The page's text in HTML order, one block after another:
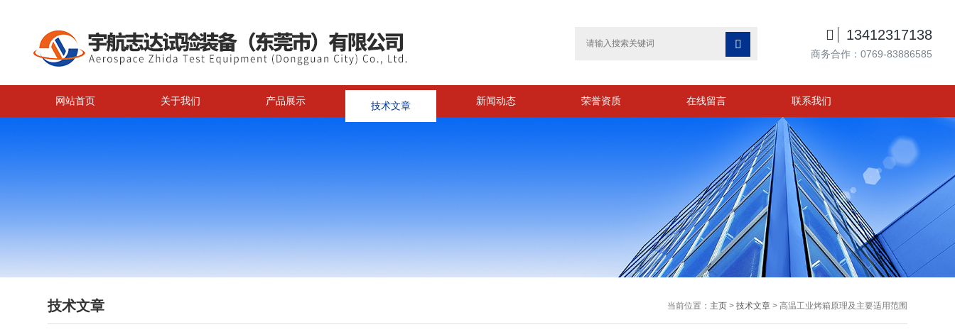

 13412317138
商务合作：0769-83886585
网站首页 关于我们 产品展示 技术文章 新闻动态 荣誉资质 在线留言 联系我们
技术文章 当前位置： 主页> 技术文章> 高温工业烤箱原理及主要适用范围